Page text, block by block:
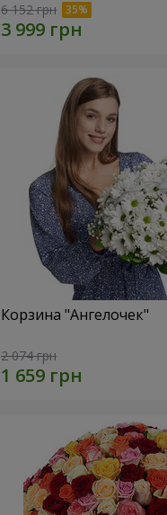
6 152 грн
Корзина "Ангелочек"
2 074 грн